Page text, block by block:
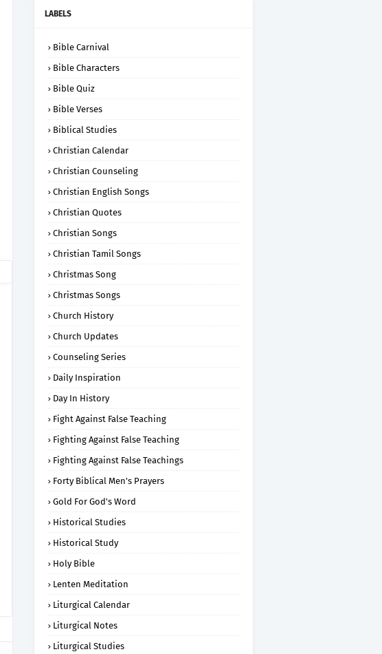
LABELS
Bible Carnival
Bible Characters
Bible Quiz
Bible Verses
Biblical Studies
Christian Calendar
Christian Counseling
Christian English Songs
Christian Quotes
Christian Songs
Christian Tamil Songs
Christmas Song
Christmas Songs
Church History
Church Updates
Counseling Series
Daily Inspiration
Day In History
Fight Against False Teaching
Fighting Against False Teaching
Fighting Against False Teachings
Forty Biblical Men's Prayers
Gold For God's Word
Historical Studies
Historical Study
Holy Bible
Lenten Meditation
Liturgical Calendar
Liturgical Notes
Liturgical Studies